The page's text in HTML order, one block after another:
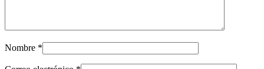
Nombre *